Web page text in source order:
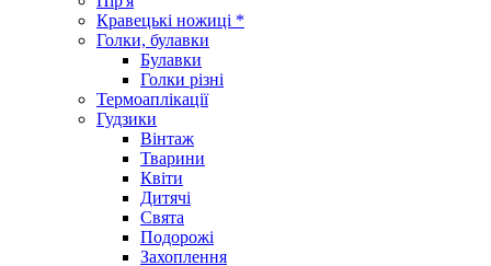
Кравецькі ножиці *
Голки, булавки
Булавки
Голки різні
Термоаплікації
Гудзики
Вінтаж
Тварини
Квіти
Дитячі
Свята
Подорожі
Захоплення